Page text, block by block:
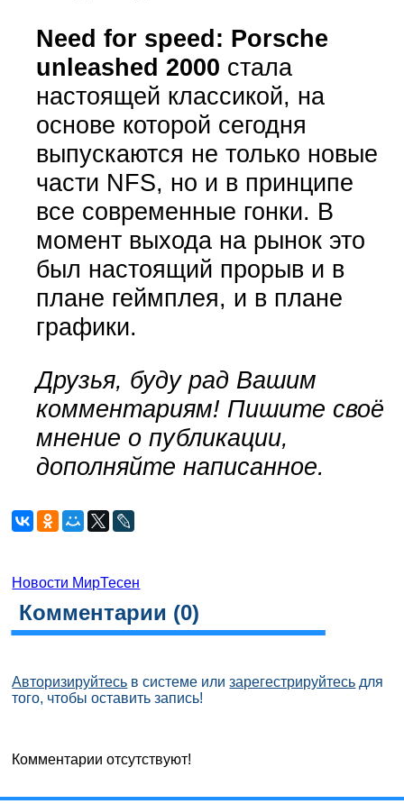
Need for speed: Porsche
unleashed 2000 стала
настоящей классикой, на
основе которой сегодня
выпускаются не только новые
части NFS, но и в принципе
все современные гонки. В
момент выхода на рынок это
был настоящий прорыв и в
плане геймплея, и в плане
графики.
Друзья, буду рад Вашим
комментариям! Пишите своё
мнение о публикации,
дополняйте написанное.
Новости МирТесен
Комментарии (0)
Авторизируйтесь в системе илизарегестрируйтесь для
того, чтобы оставить запись!
Комментарии отсутствуют!